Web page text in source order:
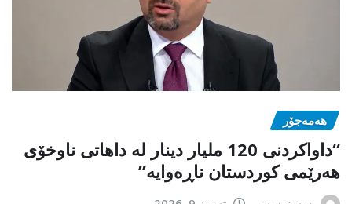
هەمەجۆر
“داواکردنی 120 ملیار دینار لە داهاتی ناوخۆی
هەرێمی کوردستان ناڕەوایە”